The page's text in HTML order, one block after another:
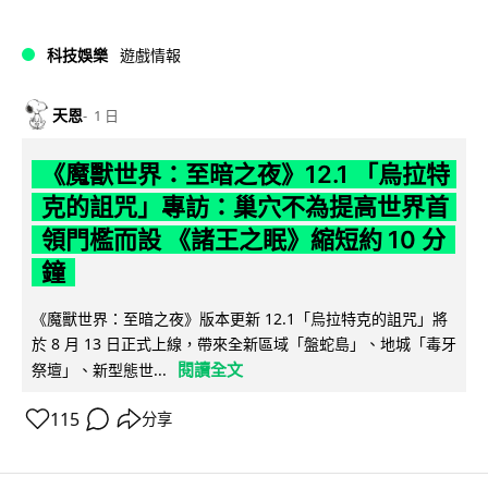
科技娛樂 遊戲情報
天恩 1 日
《魔獸世界：至暗之夜》12.1 「烏拉特
克的詛咒」專訪：巢穴不為提高世界首
領門檻而設 《諸王之眠》縮短約 10 分
鐘
《魔獸世界：至暗之夜》版本更新 12.1「烏拉特克的詛咒」將
於 8 月 13 日正式上線，帶來全新區域「盤蛇島」、地城「毒牙
祭壇」、新型態世...
閱讀全文
115 分享